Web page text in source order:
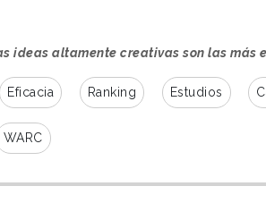
ideas altamente creativas son las más
Eficacia Ranking Estudios
WARC